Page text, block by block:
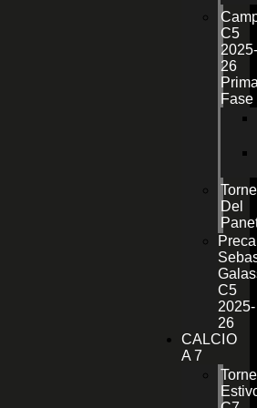
C5
2025-
26
Fase
Del
C5
2025-
26
CALCIO
A 7